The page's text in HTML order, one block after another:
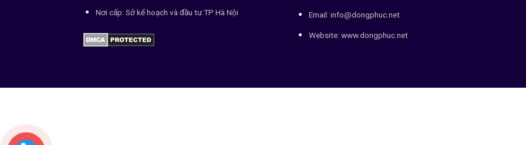
Nơi cấp: Sở kế hoạch và đầu tư TP Hà Nội Email: info@dongphuc.net
Website:www.dongphuc.net